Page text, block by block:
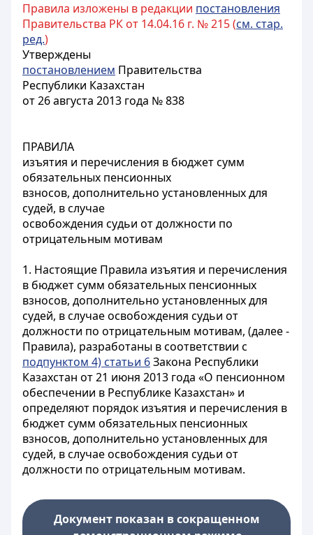
Правила изложены в редакции постановления
Правительства РК от 14.04.16 г. № 215 (см. стар.
ред.)
Утверждены
постановлением Правительства
Республики Казахстан
от 26 августа 2013 года № 838
ПРАВИЛА
изъятия и перечисления в бюджет сумм
обязательных пенсионных
взносов, дополнительно установленных для
судей, в случае
освобождения судьи от должности по
отрицательным мотивам
1. Настоящие Правила изъятия и перечисления
в бюджет сумм обязательных пенсионных
взносов, дополнительно установленных для
судей, в случае освобождения судьи от
должности по отрицательным мотивам, (далее -
Правила), разработаны в соответствии с
подпунктом 4) статьи 6Закона Республики
Казахстан от 21 июня 2013 года «О пенсионном
обеспечении в Республике Казахстан» и
определяют порядок изъятия и перечисления в
бюджет сумм обязательных пенсионных
взносов, дополнительно установленных для
судей, в случае освобождения судьи от
должности по отрицательным мотивам.
Документ показан в сокращенном